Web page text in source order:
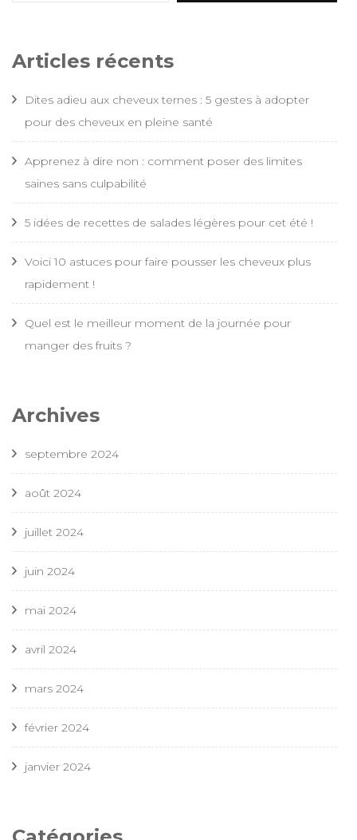
Articles récents
Dites adieu aux cheveux ternes : 5 gestes à adopter
pour des cheveux en pleine santé
Apprenez à dire non : comment poser des limites
saines sans culpabilité
5 idées de recettes de salades légères pour cet été !
Voici 10 astuces pour faire pousser les cheveux plus
rapidement !
Quel est le meilleur moment de la journée pour
manger des fruits ?
Archives
septembre 2024
août 2024
juillet 2024
juin 2024
mai 2024
avril 2024
mars 2024
février 2024
janvier 2024